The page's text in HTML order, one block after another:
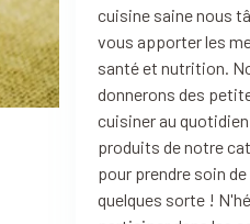
cuisine saine nous
vous apporter les
santé et nutrition.
donnerons des
cuisiner au
produits de notre
pour prendre soin
quelques sorte !